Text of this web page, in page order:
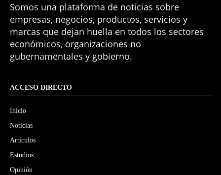
Somos una plataforma de noticias sobre
empresas, negocios, productos, servicios y
marcas que dejan huella en todos los sectores
económicos, organizaciones no
gubernamentales y gobierno.
ACCESO DIRECTO
Inicio
Noticias
Artículos
Estudios
Opinión